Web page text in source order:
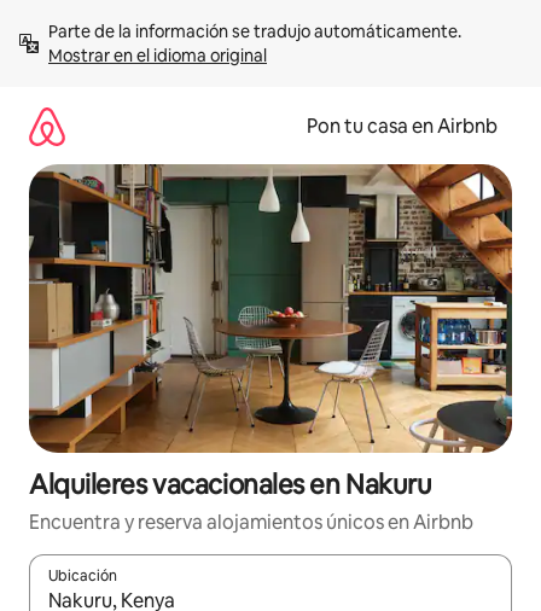
contenidoMostrar en el idioma original
Pon tu casa en Airbnb
Alquileres vacacionales en Nakuru
Encuentra y reserva alojamientos únicos en Airbnb
Ubicación
Cuando los resultados estén disponibles, navega con las